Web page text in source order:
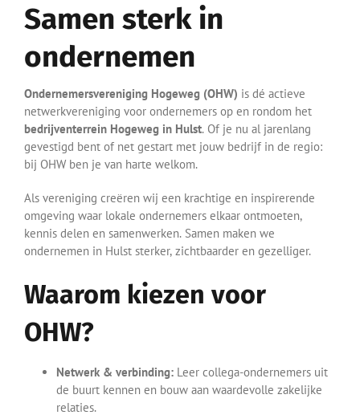
Samen sterk in
ondernemen
Ondernemersvereniging Hogeweg (OHW) is dé actieve
netwerkvereniging voor ondernemers op en rondom het
bedrijventerrein Hogeweg in Hulst. Of je nu al jarenlang
gevestigd bent of net gestart met jouw bedrijf in de regio:
bij OHW ben je van harte welkom.
Als vereniging creëren wij een krachtige en inspirerende
omgeving waar lokale ondernemers elkaar ontmoeten,
kennis delen en samenwerken. Samen maken we
ondernemen in Hulst sterker, zichtbaarder en gezelliger.
Waarom kiezen voor
OHW?
Netwerk & verbinding: Leer collega-ondernemers uit
de buurt kennen en bouw aan waardevolle zakelijke
relaties.